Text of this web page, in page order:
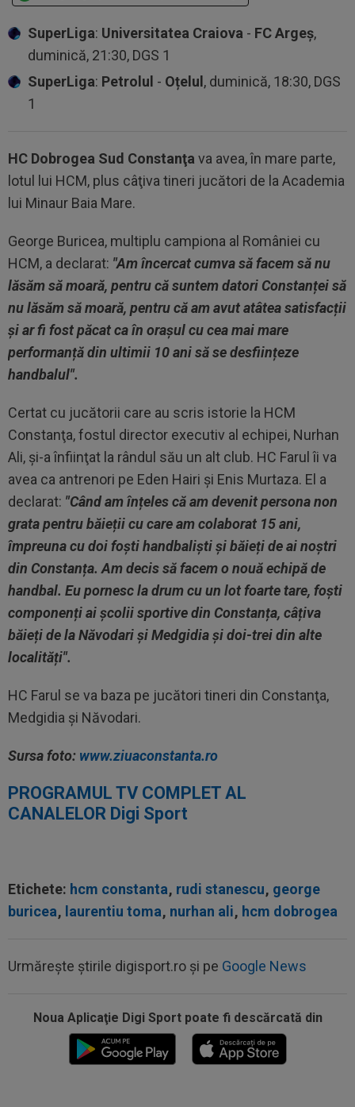
SuperLiga: Universitatea Craiova - FC Argeș,
duminică, 21:30, DGS 1
SuperLiga: Petrolul - Oțelul , duminică, 18:30, DGS
1
HC Dobrogea Sud Constanţa va avea, în mare parte,
lotul lui HCM, plus câţiva tineri jucători de la Academia
lui Minaur Baia Mare.
George Buricea, multiplu campiona al României cu
HCM, a declarat: "Am încercat cumva să facem să nu
lăsăm să moară, pentru că suntem datori Constanței să
nu lăsăm să moară, pentru că am avut atâtea satisfacții
și ar fi fost păcat ca în orașul cu cea mai mare
performanță din ultimii 10 ani să se desființeze
handbalul".
Certat cu jucătorii care au scris istorie la HCM
Constanţa, fostul director executiv al echipei, Nurhan
Ali, şi-a înfiinţat la rândul său un alt club. HC Farul îi va
avea ca antrenori pe Eden Hairi şi Enis Murtaza. El a
declarat: "Când am înțeles că am devenit persona non
grata pentru băieții cu care am colaborat 15 ani,
împreuna cu doi foști handbaliști și băieți de ai noștri
din Constanța. Am decis să facem o nouă echipă de
handbal. Eu pornesc la drum cu un lot foarte tare, foști
componenți ai școlii sportive din Constanța, câțiva
băieți de la Năvodari și Medgidia și doi-trei din alte
localități".
HC Farul se va baza pe jucători tineri din Constanţa,
Medgidia şi Năvodari.
Sursa foto: www.ziuaconstanta.ro
PROGRAMUL TV COMPLET AL
CANALELOR Digi Sport
Etichete: hcm constanta, rudi stanescu, george
buricea, laurentiu toma, nurhan ali, hcm dobrogea
Urmărește știrile digisport.ro și pe Google News
Noua Aplicaţie Digi Sport poate fi descărcată din
23:15 VIDEO
Momente de panică la Dinamo - FC
Voluntari! Semne disperate către ambulanță
Primul transfer cerut de Marius Șumudică la